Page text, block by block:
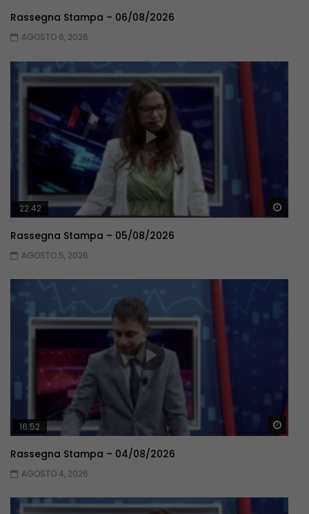
Rassegna Stampa – 06/08/2026
AGOSTO 6, 2026
22:42
Rassegna Stampa – 05/08/2026
AGOSTO 5, 2026
16:52
Rassegna Stampa – 04/08/2026
AGOSTO 4, 2026